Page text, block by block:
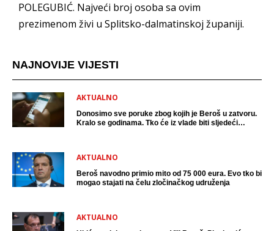
POLEGUBIĆ. Najveći broj osoba sa ovim
prezimenom živi u Splitsko-dalmatinskoj županiji.
NAJNOVIJE VIJESTI
AKTUALNO
Donosimo sve poruke zbog kojih je Beroš u zatvoru.
Kralo se godinama. Tko će iz vlade biti sljedeći
AKTUALNO
Beroš navodno primio mito od 75 000 eura. Evo tko bi
mogao stajati na čelu zločinačkog udruženja
AKTUALNO